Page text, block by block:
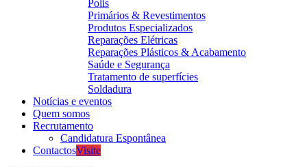
Polis
Primários & Revestimentos
Produtos Especializados
Reparações Elétricas
Reparações Plásticos & Acabamento
Saúde e Segurança
Tratamento de superfícies
Soldadura
Notícias e eventos
Quem somos
Recrutamento
Candidatura Espontânea
ContactosVisite